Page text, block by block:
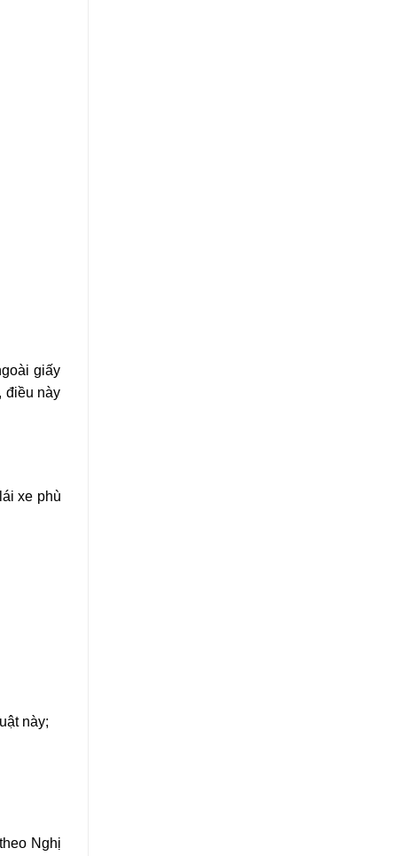
giấy
điều này
xe phù
này;
Nghị